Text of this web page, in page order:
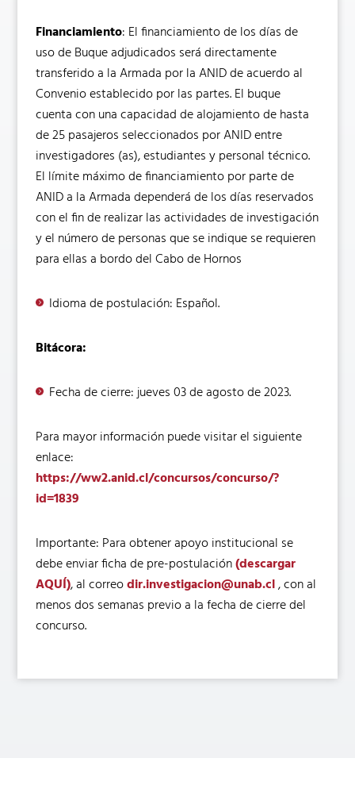
Financiamiento: El financiamiento de los días de
uso de Buque adjudicados será directamente
transferido a la Armada por la ANID de acuerdo al
Convenio establecido por las partes. El buque
cuenta con una capacidad de alojamiento de hasta
de 25 pasajeros seleccionados por ANID entre
investigadores (as), estudiantes y personal técnico.
El límite máximo de financiamiento por parte de
ANID a la Armada dependerá de los días reservados
con el fin de realizar las actividades de investigación
y el número de personas que se indique se requieren
para ellas a bordo del Cabo de Hornos
Idioma de postulación: Español.
Bitácora:
Fecha de cierre: jueves 03 de agosto de 2023.
Para mayor información puede visitar el siguiente
enlace:
https://ww2.anid.cl/concursos/concurso/?
id=1839
Importante: Para obtener apoyo institucional se
debe enviar ficha de pre-postulación(descargar
AQUÍ), al correodir.investigacion@unab.cl, con al
menos dos semanas previo a la fecha de cierre del
concurso.